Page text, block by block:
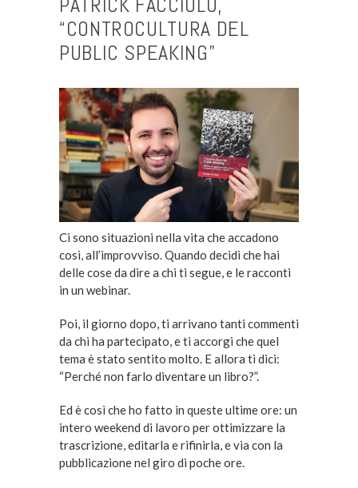
“CONTROCULTURA DEL
PUBLIC SPEAKING”
Ci sono situazioni nella vita che accadono
così, all’improvviso. Quando decidi che hai
delle cose da dire a chi ti segue, e le racconti
in un webinar.
Poi, il giorno dopo, ti arrivano tanti commenti
da chi ha partecipato, e ti accorgi che quel
tema è stato sentito molto. E allora ti dici:
“Perché non farlo diventare un libro?”.
Ed è così che ho fatto in queste ultime ore: un
intero weekend di lavoro per ottimizzare la
trascrizione, editarla e rifinirla, e via con la
pubblicazione nel giro di poche ore.